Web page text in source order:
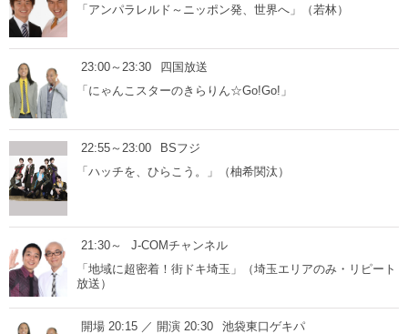
「アンパラレルド～ニッポン発、世界へ」（若林）
23:00～23:30
四国放送
「にゃんこスターのきらりん☆Go!Go!」
22:55～23:00
BSフジ
「ハッチを、ひらこう。」（柚希関汰）
21:30～
J-COMチャンネル
「地域に超密着！街ドキ埼玉」（埼玉エリアのみ・リピート
放送）
開場 20:15 ／ 開演 20:30
池袋東口ゲキパ